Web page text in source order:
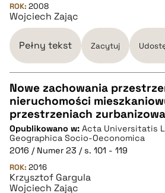
pobierz cytat
BIBTEX
pobierz cytat
ROK: 2008
Wojciech Zając
Pełny tekst Zacytuj
CZYSTY TEKST
pobierz cytat
BIBTEX
Nowe zachowania
nieruchomości
przestrzeniach
Opublikowano w: Acta Universitatis
Geographica Socio-Oeconomica
2016 / Numer 23 / s. 101 - 119
ROK: 2016
Krzysztof Gargula
Wojciech Zając